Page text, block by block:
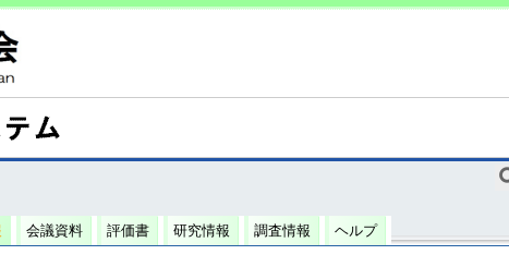
会議資料 評価書 研究情報 調査情報 ヘルプ